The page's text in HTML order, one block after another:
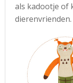
als kadootje of
dierenvrienden.